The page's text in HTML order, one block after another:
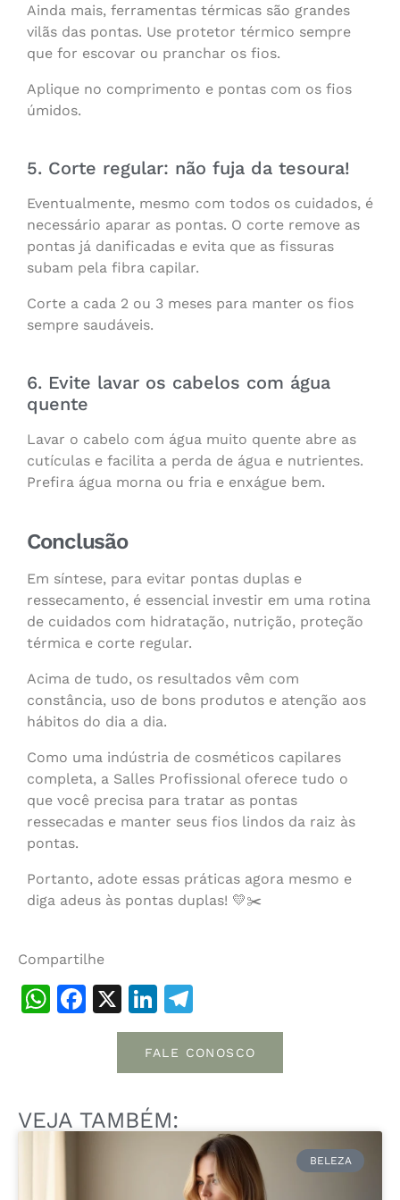
Ainda mais, ferramentas térmicas são grandes
vilãs das pontas. Use protetor térmico sempre
que for escovar ou pranchar os fios.
Aplique no comprimento e pontas com os fios
úmidos.
5. Corte regular: não fuja da tesoura!
Eventualmente, mesmo com todos os cuidados, é
necessário aparar as pontas. O corte remove as
pontas já danificadas e evita que as fissuras
subam pela fibra capilar.
Corte a cada 2 ou 3 meses para manter os fios
sempre saudáveis.
6. Evite lavar os cabelos com água
quente
Lavar o cabelo com água muito quente abre as
cutículas e facilita a perda de água e nutrientes.
Prefira água morna ou fria e enxágue bem.
Conclusão
Em síntese, para evitar pontas duplas e
ressecamento, é essencial investir em uma rotina
de cuidados com hidratação, nutrição, proteção
térmica e corte regular.
Acima de tudo, os resultados vêm com
constância, uso de bons produtos e atenção aos
hábitos do dia a dia.
Como uma indústria de cosméticos capilares
completa, a Salles Profissional oferece tudo o
que você precisa para tratar as pontas
ressecadas e manter seus fios lindos da raiz às
pontas.
Portanto, adote essas práticas agora mesmo e
diga adeus às pontas duplas! 💛✂️
Compartilhe
WhatsApp
Facebook
X LinkedIn
FALE CONOSCO
VEJA TAMBÉM:
BELEZA